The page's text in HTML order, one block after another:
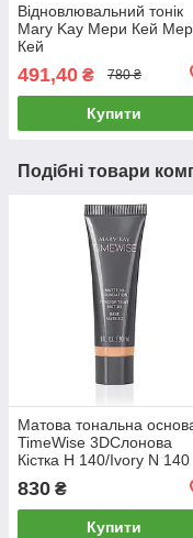
Відновлювальний тонік
Mary Kay Мери Кей
Кей
491,40 ₴ 780 ₴
Купити
Подібні товари
Матова тональна
TimeWise 3DСлонова
Кістка Н 140/Ivory N 140
(Матовий) Мері Кей
830 ₴
Купити